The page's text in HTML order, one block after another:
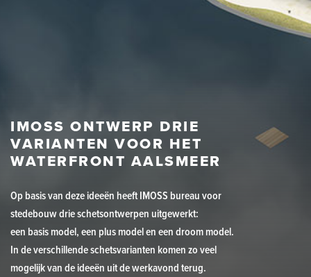
IMOSS ONTWERP DRIE
VARIANTEN VOOR HET
WATERFRONT AALSMEER
Op basis van deze ideeën heeft IMOSS bureau voor
stedebouw drie schetsontwerpen uitgewerkt:
een basis model, een plus model en een droom model.
In de verschillende schetsvarianten komen zo veel
mogelijk van de ideeën uit de werkavond terug.